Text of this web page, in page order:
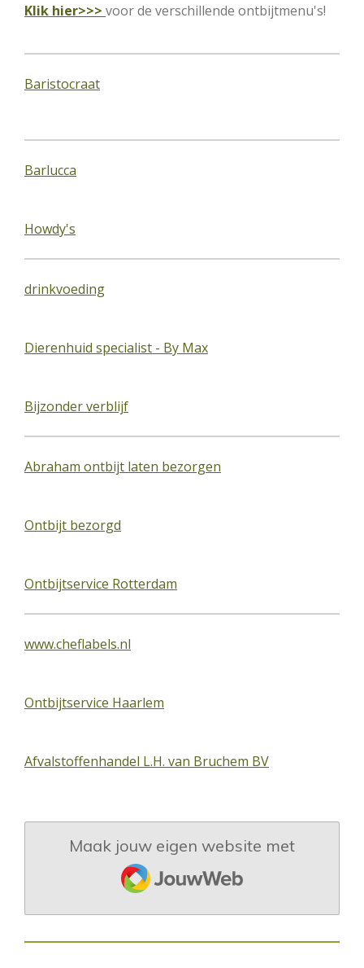
Klik hier>>> voor de verschillende ontbijtmenu's!
Baristocraat
Barlucca
Howdy's
drinkvoeding
Dierenhuid specialist - By Max
Bijzonder verblijf
Abraham ontbijt laten bezorgen
Ontbijt bezorgd
Ontbijtservice Rotterdam
www.cheflabels.nl
Ontbijtservice Haarlem
Afvalstoffenhandel L.H. van Bruchem BV
Maak jouw eigen website met
JouwWeb